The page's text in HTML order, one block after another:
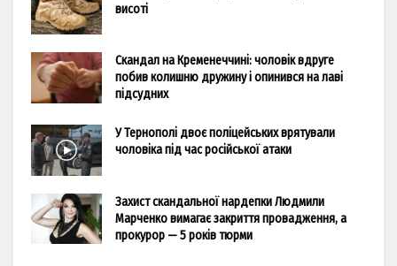
висоті
Скандал на Кременеччині: чоловік вдруге
побив колишню дружину і опинився на лаві
підсудних
У Тернополі двоє поліцейських врятували
чоловіка під час російської атаки
Захист скандальної нардепки Людмили
Марченко вимагає закриття провадження, а
прокурор — 5 років тюрми